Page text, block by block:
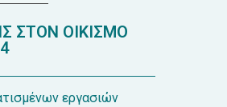
ΣΤΟΝ ΟΙΚΙΣΜΟ
εργασιών